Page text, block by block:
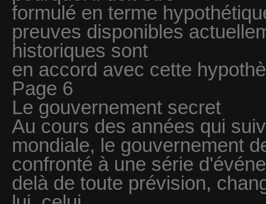
formulé en terme
preuves disponibles
historiques sont
en accord avec cette
Page 6
Le gouvernement secret
Au cours des années qui
mondiale, le gouvernement
confronté à une série
delà de toute prévision,